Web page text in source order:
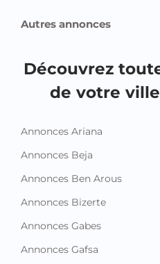
Autres annonces
Découvrez
de votre
Annonces Ariana
Annonces Beja
Annonces Ben Arous
Annonces Bizerte
Annonces Gabes
Annonces Gafsa